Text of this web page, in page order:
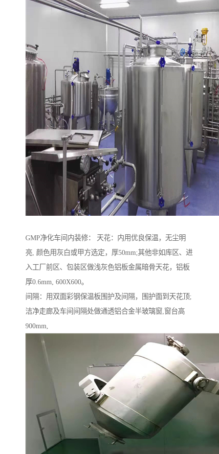
GMP净化车间内装修： 天花：内用优良保温，无尘明
亮, 颜色用灰白或甲方选定，厚50mm;其他非如库区、进
入工厂前区、包装区做浅灰色铝板金属暗骨天花，铝板
厚0.6mm, 600X600。
间隔：用双面彩钢保温板围护及间隔，围护面到天花顶;
洁净走廊及车间间隔处做通透铝合金半玻璃窗,窗台高
900mm,